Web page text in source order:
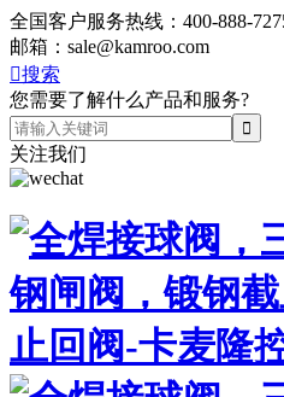
全国客户服务热线： 400-888-
邮箱： sale@kamroo.com
搜索
您需要了解什么产品和服务?
关注我们